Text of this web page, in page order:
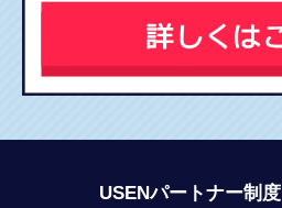
USENパートナー制度